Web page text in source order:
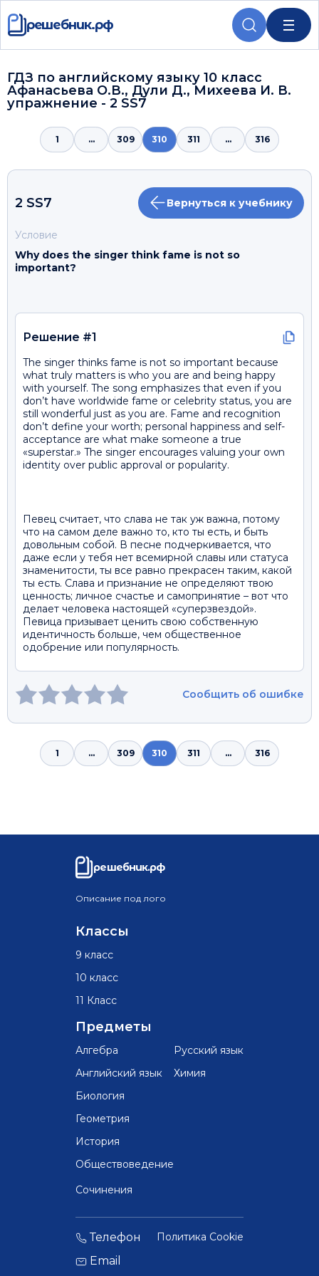
решебник.рф
ГДЗ по английскому языку 10 класс
Афанасьева О.В., Дули Д., Михеева И. В.
упражнение - 2 SS7
1 ... 309 310 311 ... 316
2 SS7 Вернуться к учебнику
Условие
Why does the singer think fame is not so
important?
Решение #1
The singer thinks fame is not so important because
what truly matters is who you are and being happy
with yourself. The song emphasizes that even if you
don’t have worldwide fame or celebrity status, you are
still wonderful just as you are. Fame and recognition
don’t define your worth; personal happiness and self-
acceptance are what make someone a true
«superstar.» The singer encourages valuing your own
identity over public approval or popularity.
Певец считает, что слава не так уж важна, потому
что на самом деле важно то, кто ты есть, и быть
довольным собой. В песне подчеркивается, что
даже если у тебя нет всемирной славы или статуса
знаменитости, ты все равно прекрасен таким, какой
ты есть. Слава и признание не определяют твою
ценность; личное счастье и самопринятие – вот что
делает человека настоящей «суперзвездой».
Певица призывает ценить свою собственную
идентичность больше, чем общественное
одобрение или популярность.
Сообщить об ошибке
1 ... 309 310 311 ... 316
решебник.рф
Описание под лого
Классы
9 класс
10 класс
11 Класс
Предметы
Алгебра
Английский язык
Биология
Геометрия
История
Обществоведение
Русский язык
Химия
Сочинения
Политика Cookie
Телефон
Email